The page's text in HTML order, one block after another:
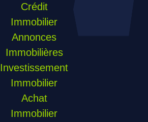
Crédit
Immobilier
Annonces
Immobilières
Investissement
Immobilier
Achat
Immobilier